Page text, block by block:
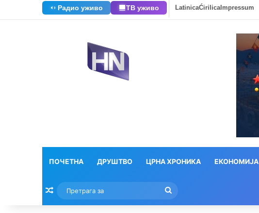
Радио уживо ТВ уживо LatinicaĆirilicaImpressum
ПОЧЕТНА ДРУШТВО ЦРНА ХРОНИКА ЕКОНОМИЈА
Насумични текстови
за